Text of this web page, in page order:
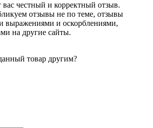
честный и корректный отзыв.
отзывы не по теме, отзывы
выражениями и оскорблениями,
на другие сайты.
товар другим?